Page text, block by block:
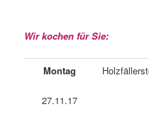
Wir kochen für Sie:
Montag
27.11.17